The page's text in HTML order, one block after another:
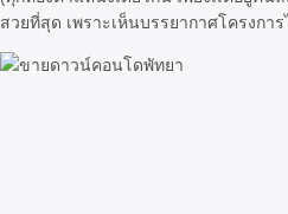
สวยที่สุด เพราะเห็นบรรยากาศโครงการ